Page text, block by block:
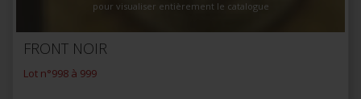
pour visualiser entièrement le catalogue
FRONT NOIR
Lot n°998 à 999